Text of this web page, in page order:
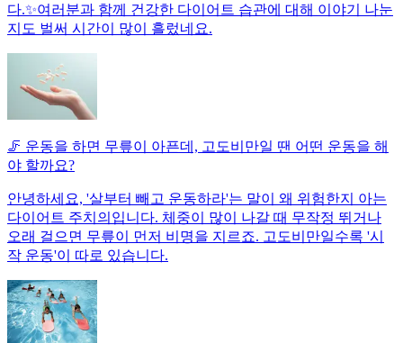
다.✨여러분과 함께 건강한 다이어트 습관에 대해 이야기 나눈
지도 벌써 시간이 많이 흘렀네요.
🦵 운동을 하면 무릎이 아픈데, 고도비만일 땐 어떤 운동을 해
야 할까요?
안녕하세요, '살부터 빼고 운동하라'는 말이 왜 위험한지 아는
다이어트 주치의입니다. 체중이 많이 나갈 때 무작정 뛰거나
오래 걸으면 무릎이 먼저 비명을 지르죠. 고도비만일수록 '시
작 운동'이 따로 있습니다.